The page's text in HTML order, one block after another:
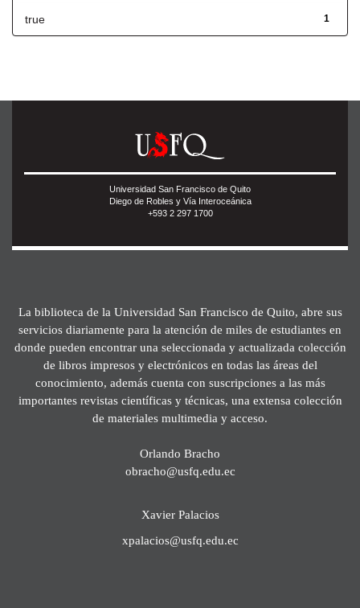
1
true
Universidad San Francisco de Quito
Diego de Robles y Vía Interoceánica
+593 2 297 1700
La biblioteca de la Universidad San Francisco de Quito, abre sus
servicios diariamente para la atención de miles de estudiantes en
donde pueden encontrar una seleccionada y actualizada colección
de libros impresos y electrónicos en todas las áreas del
conocimiento, además cuenta con suscripciones a las más
importantes revistas científicas y técnicas, una extensa colección
de materiales multimedia y acceso.
Orlando Bracho
obracho@usfq.edu.ec
Xavier Palacios
xpalacios@usfq.edu.ec